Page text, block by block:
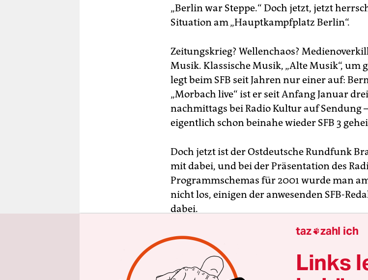
„Berlin war Steppe.“ Doch jetzt, jetzt
Situation am „Hauptkampfplatz Berlin“.
Zeitungskrieg? Wellenchaos?
Musik. Klassische Musik, „Alte Musik“, um
legt beim SFB seit Jahren nur einer auf:
„Morbach live“ ist er seit Anfang Januar
nachmittags bei Radio Kultur auf Sendung
eigentlich schon beinahe wieder SFB 3
Doch jetzt ist der Ostdeutsche Rundfunk
mit dabei, und bei der Präsentation des
Programmschemas für 2001 wurde man
nicht los, einigen der anwesenden SFB-
dabei.
Erst in letzter Minute kam es pünktlich zu
Einigung der beiden ARD-Anstalten über
ungeliebte Radiokooperation. Im Rest der
taz zahl ich
Links